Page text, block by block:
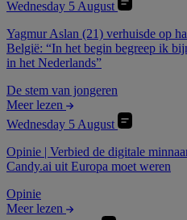
Wednesday 5 August
Yagmur Aslan (21) verhuisde op
België: “In het begin begreep ik
in het Nederlands”
De stem van jongeren
Meer lezen
Wednesday 5 August
Opinie | Verbied de digitale
Candy.ai uit Europa moet weren
Opinie
Meer lezen